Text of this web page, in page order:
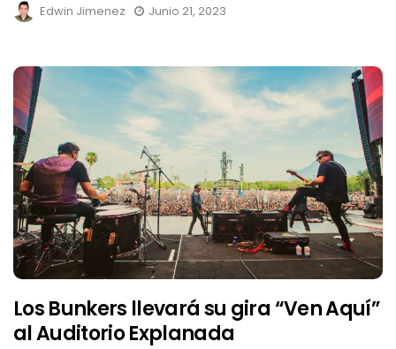
Edwin Jimenez Junio 21, 2023
Los Bunkers llevará su gira “Ven Aquí”
al Auditorio Explanada